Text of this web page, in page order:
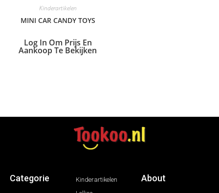
Kinderartikelen
MINI CAR CANDY TOYS
Log In Om Prijs En
Aankoop Te Bekijken
Categorie
Kinderartikelen
About